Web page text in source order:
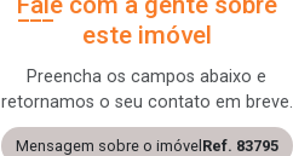
este imóvel
Preencha os campos abaixo e
retornamos o seu contato em breve.
Mensagem sobre o imóvel Ref. 83795